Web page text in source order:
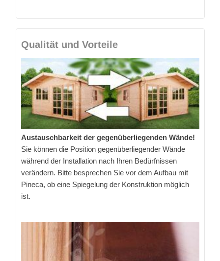
Qualität und Vorteile
Austauschbarkeit der gegenüberliegenden Wände!
Sie können die Position gegenüberliegender Wände
während der Installation nach Ihren Bedürfnissen
verändern. Bitte besprechen Sie vor dem Aufbau mit
Pineca, ob eine Spiegelung der Konstruktion möglich
ist.